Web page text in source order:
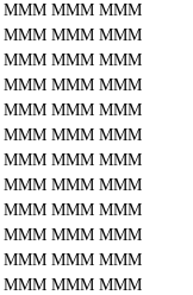
MMM MMM MMM
MMM MMM MMM
MMM MMM MMM
MMM MMM MMM
MMM MMM MMM
MMM MMM MMM
MMM MMM MMM
MMM MMM MMM
MMM MMM MMM
MMM MMM MMM
MMM MMM MMM
MMM MMM MMM